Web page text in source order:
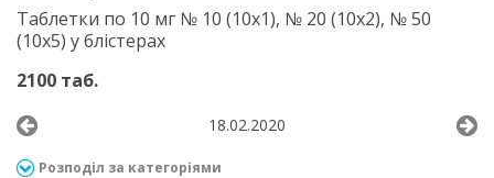
Таблетки по 10 мг № 10 (10х1), № 20 (10х2), № 50
(10х5) у блістерах
2100 таб.
18.02.2020
Розподіл за категоріями